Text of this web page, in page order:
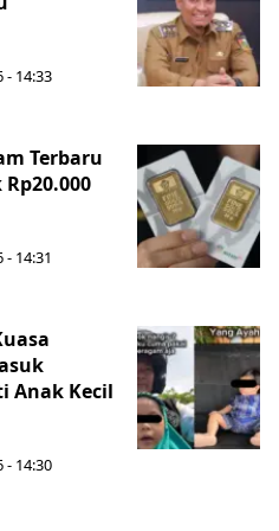
- 14:33
Terbaru
- 14:31
Anak Kecil
- 14:30